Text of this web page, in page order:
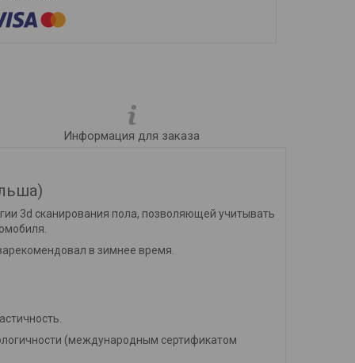
Информация для заказа
3d сканирования пола, позволяющей учитывать
в зимнее время.
(международным сертификатом